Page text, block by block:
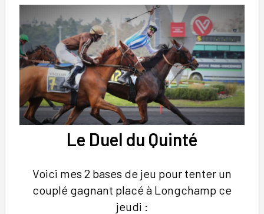
Le Duel du Quinté
Voici mes 2 bases de jeu pour tenter un
couplé gagnant placé à Longchamp ce
jeudi :